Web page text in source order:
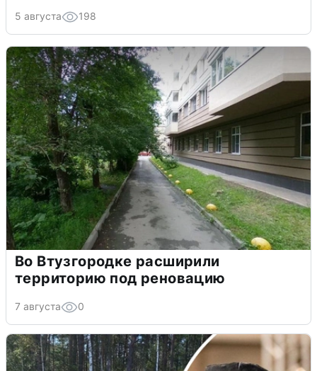
5 августа 198
Во Втузгородке расширили
территорию под реновацию
7 августа 0